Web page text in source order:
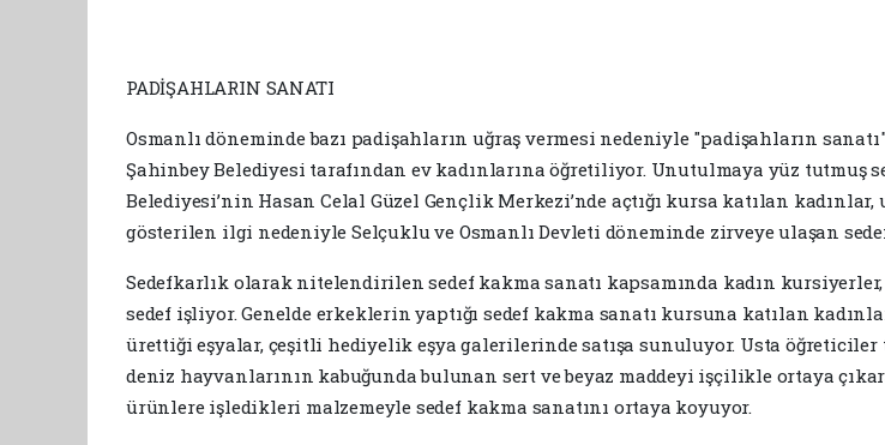
PADİŞAHLARIN SANATI
Osmanlı döneminde bazı padişahların uğraş vermesi nedeniyle "padişahların
Şahinbey Belediyesi tarafından ev kadınlarına öğretiliyor. Unutulmaya yüz tutmuş
Belediyesi’nin Hasan Celal Güzel Gençlik Merkezi’nde açtığı kursa katılan
gösterilen ilgi nedeniyle Selçuklu ve Osmanlı Devleti döneminde zirveye ulaşan
Sedefkarlık olarak nitelendirilen sedef kakma sanatı kapsamında kadın
sedef işliyor. Genelde erkeklerin yaptığı sedef kakma sanatı kursuna katılan
ürettiği eşyalar, çeşitli hediyelik eşya galerilerinde satışa sunuluyor. Usta
deniz hayvanlarının kabuğunda bulunan sert ve beyaz maddeyi işçilikle ortaya
ürünlere işledikleri malzemeyle sedef kakma sanatını ortaya koyuyor.